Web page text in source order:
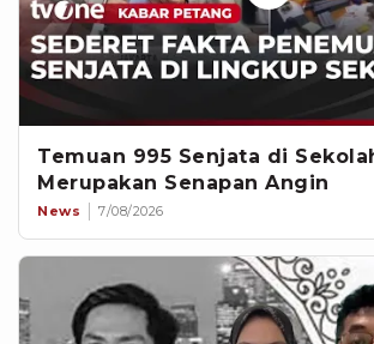
Temuan 995 Senjata di
Merupakan Senapan Angin
News 7/08/2026